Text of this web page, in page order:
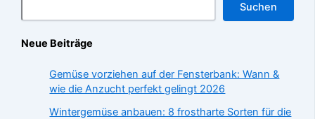
Suchen
Neue Beiträge
Gemüse vorziehen auf der Fensterbank: Wann &
wie die Anzucht perfekt gelingt 2026
Wintergemüse anbauen: 8 frostharte Sorten für die